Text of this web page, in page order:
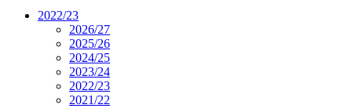
2022/23
2026/27
2025/26
2024/25
2023/24
2022/23
2021/22